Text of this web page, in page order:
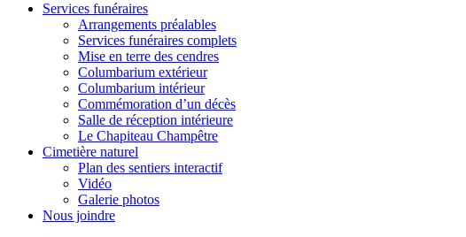
Services funéraires
Arrangements préalables
Services funéraires complets
Mise en terre des cendres
Columbarium extérieur
Columbarium intérieur
Commémoration d’un décès
Salle de réception intérieure
Le Chapiteau Champêtre
Cimetière naturel
Plan des sentiers interactif
Vidéo
Galerie photos
Nous joindre